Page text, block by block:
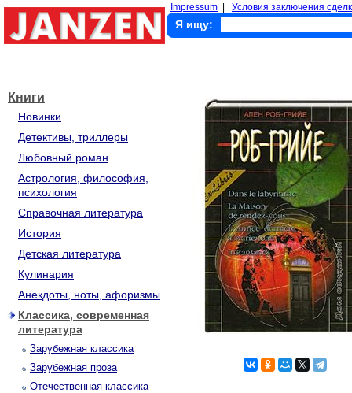
Impressum Условия заключения
Я ищу:
Книги
Новинки
Детективы, триллеры
Любовный роман
Астрология, философия,
психология
Справочная литература
История
Детская литература
Кулинария
Анекдоты, ноты, афоризмы
Классика, современная
литература
Зарубежная классика
Зарубежная проза
Отечественная классика